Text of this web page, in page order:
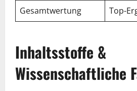
Gesamtwertung Top-
Inhaltsstoffe &
Wissenschaftliche